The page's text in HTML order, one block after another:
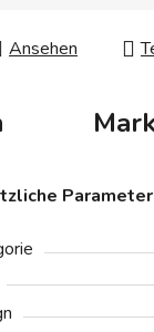
Ansehen
Parameter